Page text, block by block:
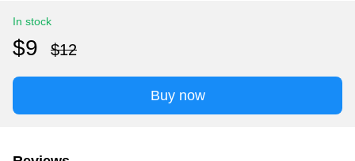
In stock
$9 $12
Buy now